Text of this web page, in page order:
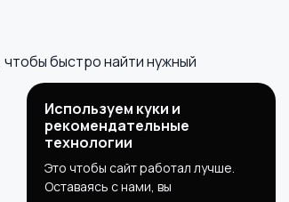
быстро найти нужный
Используем куки и
рекомендательные
технологии
Это чтобы сайт работал лучше.
Оставаясь с нами, вы